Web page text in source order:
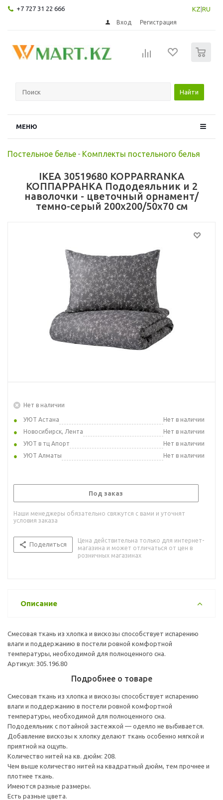
+7 727 31 22 666 KZ RU
Вход Регистрация
Найти
МЕНЮ
Постельное белье - Комплекты постельного белья
IKEA 30519680 KOPPARRANKA
КОППАРРАНКА Пододеяльник и 2
наволочки - цветочный орнамент/
темно-серый 200x200/50x70 см
Нет в наличии
УЮТ Астана
Нет в наличии
Новосибирск, Лента
Нет в наличии
УЮТ в тц Апорт
Нет в наличии
УЮТ Алматы
Нет в наличии
Под заказ
Наши менеджеры обязательно свяжутся с вами и уточнят
условия заказа
Поделиться
Цена действительна только для интернет-
магазина и может отличаться от цен в
розничных магазинах
Описание
Смесовая ткань из хлопка и вискозы способствует испарению
влаги и поддержанию в постели ровной комфортной
температуры, необходимой для полноценного сна.
Артикул: 305.196.80
Подробнее о товаре
Смесовая ткань из хлопка и вискозы способствует испарению
влаги и поддержанию в постели ровной комфортной
температуры, необходимой для полноценного сна.
Пододеяльник с потайной застежкой — одеяло не выбивается.
Добавление вискозы к хлопку делают ткань особенно мягкой и
приятной на ощупь.
Количество нитей на кв. дюйм: 208.
Чем выше количество нитей на квадратный дюйм, тем прочнее и
плотнее ткань.
Имеются разные размеры.
Есть разные цвета.